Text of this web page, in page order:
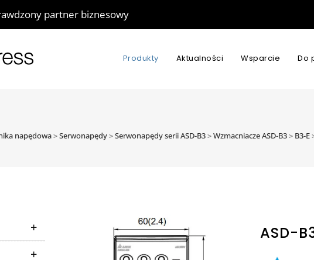
partner biznesowy
Produkty Aktualności Wsparcie Do
napędowa>Serwonapędy>Serwonapędy serii ASD-B3>Wzmacniacze ASD-B3> B3-E
ASD-